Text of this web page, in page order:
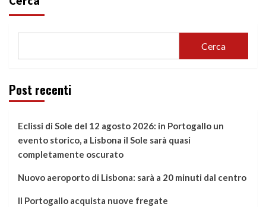
Cerca
Post recenti
Eclissi di Sole del 12 agosto 2026: in Portogallo un
evento storico, a Lisbona il Sole sarà quasi
completamente oscurato
Nuovo aeroporto di Lisbona: sarà a 20 minuti dal centro
Il Portogallo acquista nuove fregate